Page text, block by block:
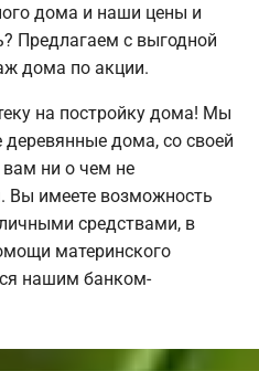
дома и наши цены и
Предлагаем с выгодной
дома по акции.
на постройку дома! Мы
дома, со своей
вам ни о чем не
Вы имеете возможность
средствами, в
материнского
нашим банком-